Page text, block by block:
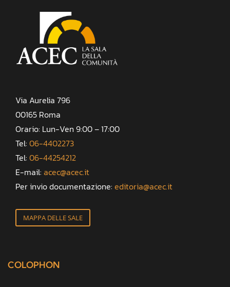
Via Aurelia 796
00165 Roma
Orario: Lun-Ven 9:00 – 17:00
Tel: 06-4402273
Tel: 06-44254212
E-mail: acec@acec.it
Per invio documentazione: editoria@acec.it
MAPPA DELLE SALE
COLOPHON